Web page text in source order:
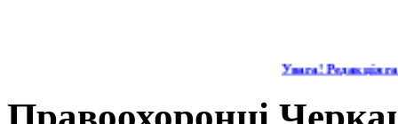
Увага! Редакція